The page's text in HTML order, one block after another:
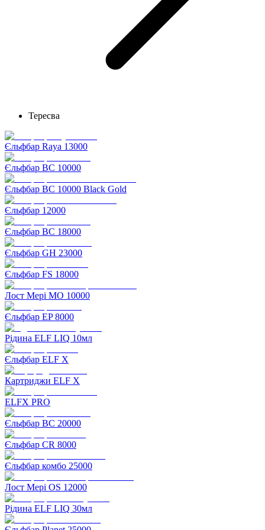
Тересва
Єльфбар Raya 13000
Єльфбар BC 10000
Єльфбар BC 10000 Black Gold
Єльфбар 12000
Єльфбар BC 18000
Єльфбар GH 23000
Єльфбар FS 18000
Лост Мері MO 10000
Єльфбар EP 8000
Рідина ELF LIQ 10мл
Єльфбар ELF X
Картриджи ELF X
ELFX PRO
Єльфбар BC 20000
Єльфбар CR 8000
Єльфбар комбо 25000
Лост Мері OS 12000
Рідина ELF LIQ 30мл